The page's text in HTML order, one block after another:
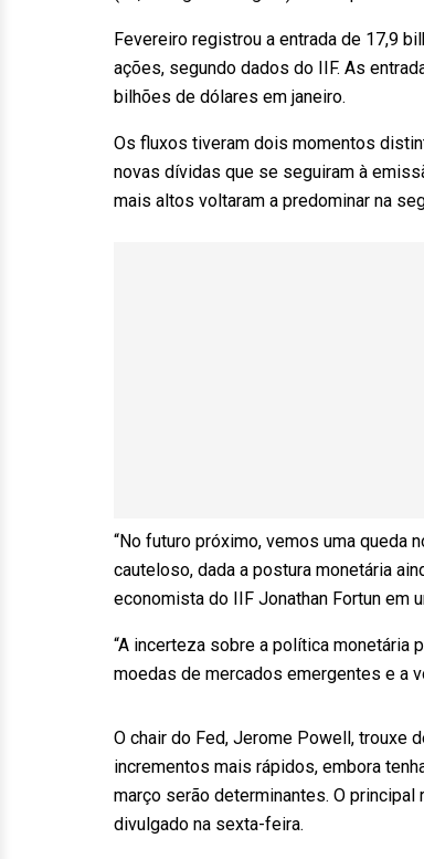
Fevereiro registrou a entrada de 17,9
ações, segundo dados do IIF. As
bilhões de dólares em janeiro.
Os fluxos tiveram dois momentos
novas dívidas que se seguiram à
mais altos voltaram a predominar na
“No futuro próximo, vemos uma queda
cauteloso, dada a postura monetária
economista do IIF Jonathan Fortun em
“A incerteza sobre a política monetária
moedas de mercados emergentes e a
O chair do Fed, Jerome Powell, trouxe
incrementos mais rápidos, embora
março serão determinantes. O
divulgado na sexta-feira.